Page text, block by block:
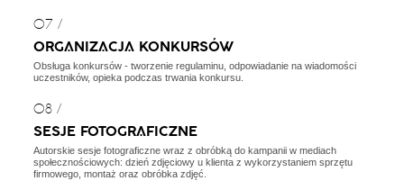
07 /
ORGANIZACJA KONKURSÓW
Obsługa konkursów - tworzenie regulaminu, odpowiadanie na wiadomości
uczestników, opieka podczas trwania konkursu.
08 /
SESJE FOTOGRAFICZNE
Autorskie sesje fotograficzne wraz z obróbką do kampanii w mediach
społecznościowych: dzień zdjęciowy u klienta z wykorzystaniem sprzętu
firmowego, montaż oraz obróbka zdjęć.